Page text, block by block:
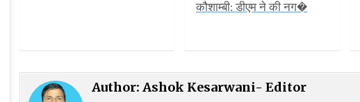
कौशाम्बी: डीएम ने की नग�
Author:Ashok Kesarwani- Editor